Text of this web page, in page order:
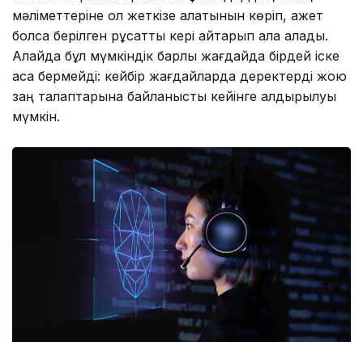
мәліметтеріне қол жеткізе алатынын көріп, қажет
болса берілген рұқсатты кері қайтарып ала алады.
Алайда бұл мүмкіндік барлық жағдайда бірдей іске
аса бермейді: кейбір жағдайларда деректерді жою
заң талаптарына байланысты кейінге қалдырылуы
мүмкін.